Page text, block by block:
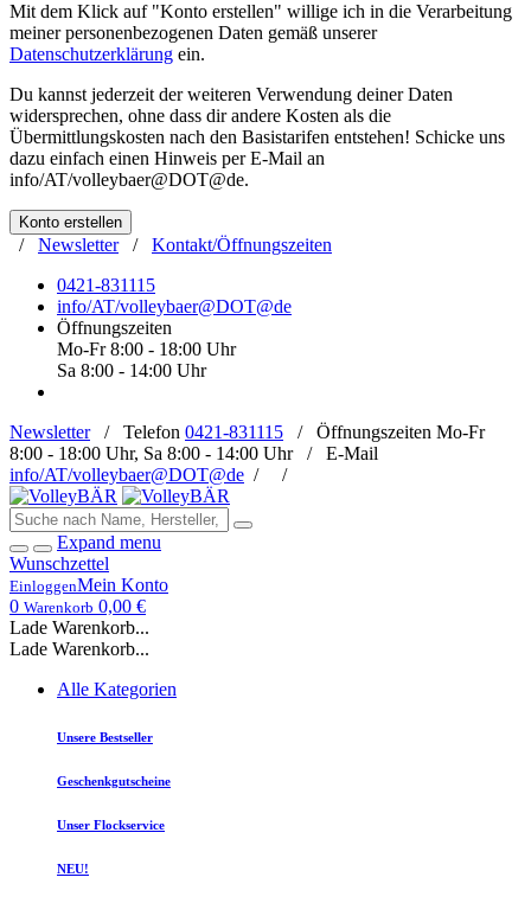
Mit dem Klick auf "Konto erstellen" willige ich in die Verarbeitung
meiner personenbezogenen Daten gemäß unserer
Datenschutzerklärung ein.
Du kannst jederzeit der weiteren Verwendung deiner Daten
widersprechen, ohne dass dir andere Kosten als die
Übermittlungskosten nach den Basistarifen entstehen! Schicke uns
dazu einfach einen Hinweis per E-Mail an
info/AT/volleybaer@DOT@de.
Konto erstellen
/ Newsletter/ Kontakt/Öffnungszeiten
0421-831115
info/AT/volleybaer@DOT@de
Öffnungszeiten
Mo-Fr 8:00 - 18:00 Uhr
Sa 8:00 - 14:00 Uhr
Newsletter/ Telefon 0421-831115 / Öffnungszeiten Mo-Fr
8:00 - 18:00 Uhr, Sa 8:00 - 14:00 Uhr / E-Mail
info/AT/volleybaer@DOT@de / /
Expand menu
Wunschzettel
EinloggenMein Konto
0 Warenkorb 0,00 €
Lade Warenkorb...
Lade Warenkorb...
Alle Kategorien
Unsere Bestseller
Geschenkgutscheine
Unser Flockservice
NEU!